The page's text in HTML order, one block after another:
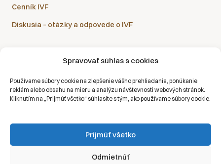
Spravovať súhlas s cookies
Používame súbory cookie na zlepšenie vášho prehliadania, ponúkanie
reklám alebo obsahu na mieru a analýzu návštevnosti webových stránok.
Kliknutím na „Prijmúť všetko“ súhlasíte s tým, ako používame súbory cookie.
Prijmúť všetko
Odmietnúť
Cenník IVF
Diskusia – otázky a odpovede o IVF
Sanatórium Helios je partnerom všetkých zdravotných
poisťovní:
Copyright © 2026 | Všetky práva vyhradené | Sanatórium Helios SK